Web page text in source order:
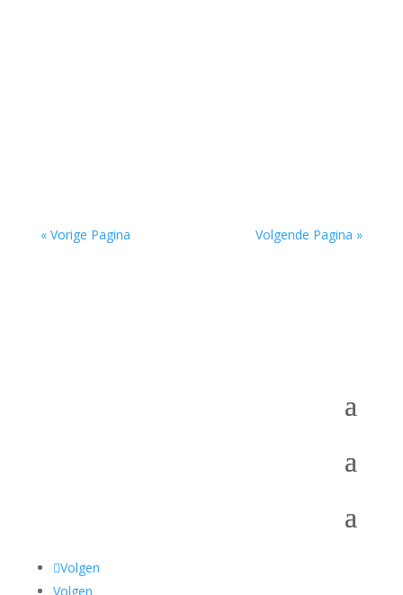
« Vorige Pagina Volgende Pagina »
Volgen
Volgen